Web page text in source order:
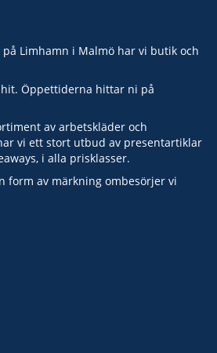
Limhamn i Malmö har vi butik och
Öppettiderna hittar ni på
av arbetskläder och
vi ett stort utbud av presentartiklar
i alla prisklasser.
form av märkning ombesörjer vi